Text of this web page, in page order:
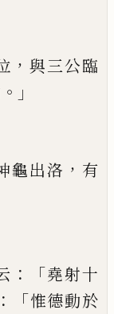
，與三公臨
。」
龜出洛 ， 有
：「堯射十
「惟德動於